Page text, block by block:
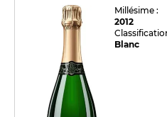
Millésime :
2012
Blanc